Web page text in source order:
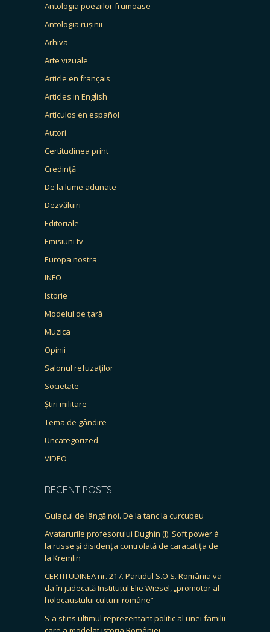
Antologia poeziilor frumoase
Antologia rușinii
Arhiva
Arte vizuale
Article en français
Articles in English
Artículos en español
Autori
Certitudinea print
Credință
De la lume adunate
Dezvăluiri
Editoriale
Emisiuni tv
Europa nostra
INFO
Istorie
Modelul de țară
Muzica
Opinii
Salonul refuzaților
Societate
Știri militare
Tema de gândire
Uncategorized
VIDEO
RECENT POSTS
Gulagul de lângă noi. De la tanc la curcubeu
Avatarurile profesorului Dughin (I). Soft power à
la russe și disidența controlată de caracatița de
la Kremlin
CERTITUDINEA nr. 217. Partidul S.O.S. România va
da în judecată Institutul Elie Wiesel, „promotor al
holocaustului culturii române”
S-a stins ultimul reprezentant politic al unei familii